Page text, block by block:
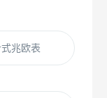
兆欧表